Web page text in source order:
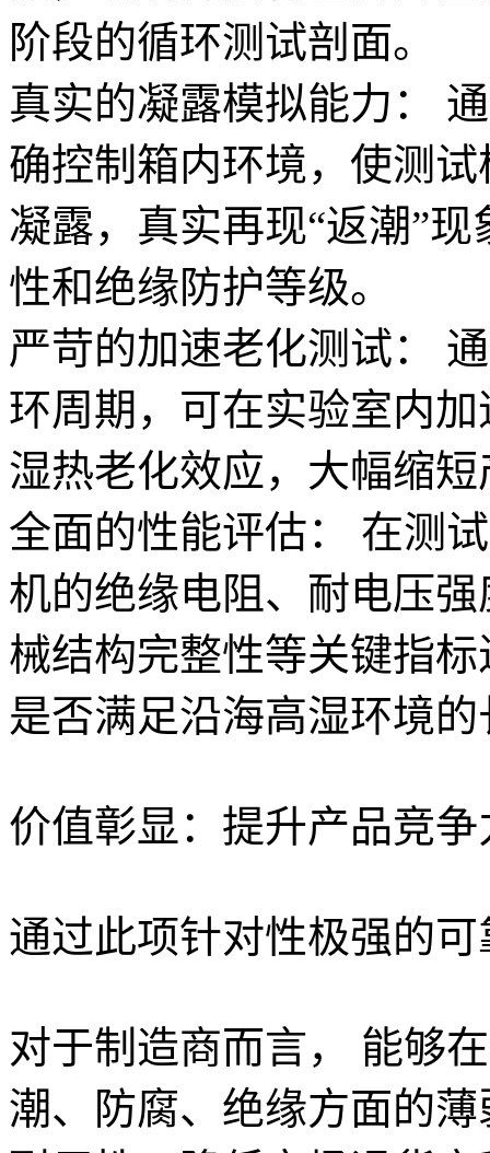
阶段的循环测试剖面。
真实的凝露模拟能力：
确控制箱内环境，使测
凝露，真实再现“返潮”
性和绝缘防护等级。
严苛的加速老化测试：
环周期，可在实验室内
湿热老化效应，大幅缩
全面的性能评估： 在测
机的绝缘电阻、耐电压
械结构完整性等关键指
是否满足沿海高湿环境
价值彰显：提升产品竞
通过此项针对性极强的
对于制造商而言， 能够
潮、防腐、绝缘方面的